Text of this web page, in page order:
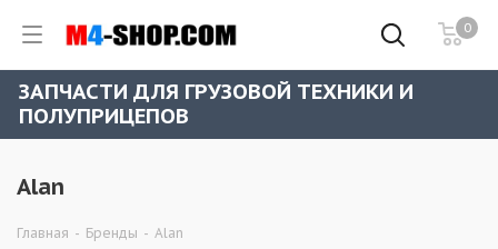
0
ЗАПЧАСТИ ДЛЯ ГРУЗОВОЙ ТЕХНИКИ И
ПОЛУПРИЦЕПОВ
Alan
Главная - Бренды - Alan